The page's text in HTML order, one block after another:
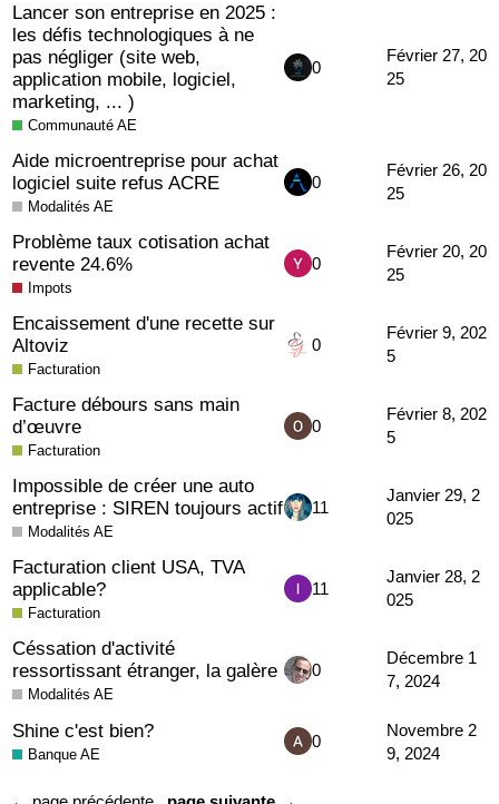
Lancer son entreprise en 2025 :
les défis technologiques à ne
pas négliger (site web,
application mobile, logiciel,
marketing, ... )
Communauté AE
0
Février 27, 20
25
Aide microentreprise pour achat
logiciel suite refus ACRE
Modalités AE
0
Février 26, 20
25
Problème taux cotisation achat
revente 24.6%
Impots
0
Février 20, 20
25
Encaissement d'une recette sur
Altoviz
Facturation
0
Février 9, 202
5
Facture débours sans main
d’œuvre
Facturation
0
Février 8, 202
5
Impossible de créer une auto
entreprise : SIREN toujours actif
Modalités AE
11
Janvier 29, 2
025
Facturation client USA, TVA
applicable?
Facturation
11
Janvier 28, 2
025
Céssation d'activité
ressortissant étranger, la galère
Modalités AE
0
Décembre 1
7, 2024
Shine c'est bien?
Banque AE
0
Novembre 2
9, 2024